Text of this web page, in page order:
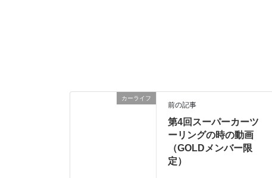
カーライフ
前の記事
第4回スーパーカーツ
ーリングの時の動画
（GOLDメンバー限
定）